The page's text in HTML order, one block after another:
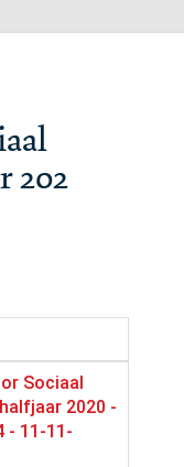
202
Sociaal
2020 -
- 11-11-